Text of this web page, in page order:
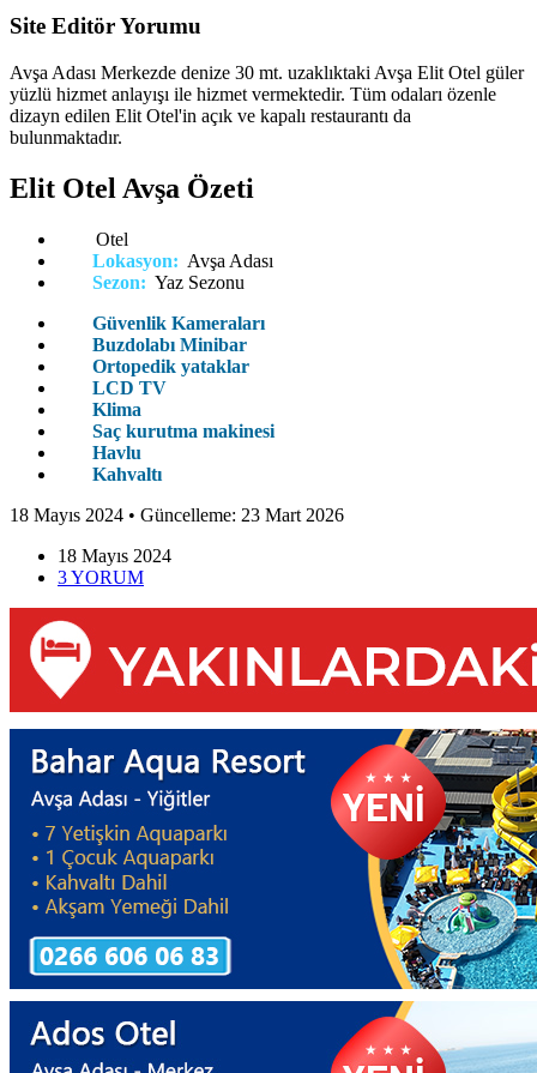
Site Editör Yorumu
Avşa Adası Merkezde denize 30 mt. uzaklıktaki Avşa Elit Otel güler
yüzlü hizmet anlayışı ile hizmet vermektedir. Tüm odaları özenle
dizayn edilen Elit Otel'in açık ve kapalı restaurantı da
bulunmaktadır.
Elit Otel Avşa Özeti
Otel
Lokasyon: Avşa Adası
Sezon: Yaz Sezonu
Güvenlik Kameraları
Buzdolabı Minibar
Ortopedik yataklar
LCD TV
Klima
Saç kurutma makinesi
Havlu
Kahvaltı
18 Mayıs 2024 • Güncelleme: 23 Mart 2026
18 Mayıs 2024
3YORUM